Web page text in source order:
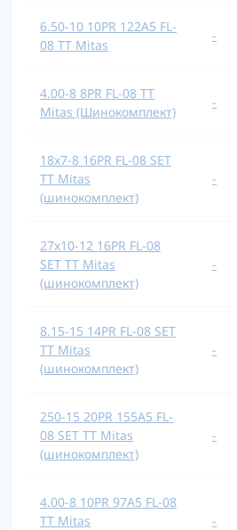
6.50-10 10PR 122A5 FL-
08 TT Mitas
-
4.00-8 8PR FL-08 TT
Mitas (Шинокомплект)
-
18x7-8 16PR FL-08 SET
TT Mitas
(шинокомплект)
-
27x10-12 16PR FL-08
SET TT Mitas
(шинокомплект)
-
8.15-15 14PR FL-08 SET
TT Mitas
(шинокомплект)
-
250-15 20PR 155A5 FL-
08 SET TT Mitas
(шинокомплект)
-
4.00-8 10PR 97A5 FL-08
TT Mitas
-